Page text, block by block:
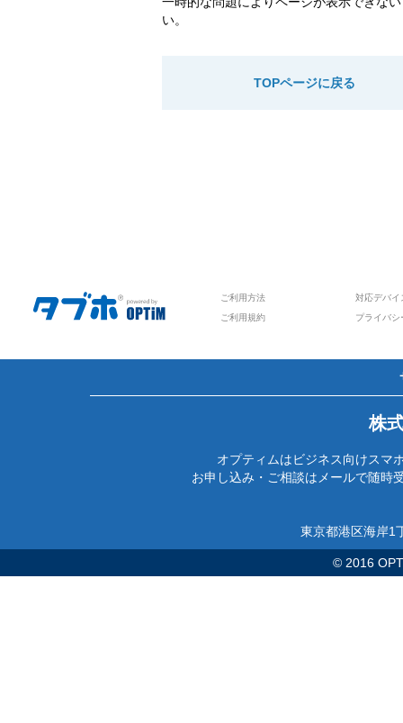
い。
TOPページに戻る
ご利用方法
対応デバイ
ご利用規約
プライバシ
株
オプティムはビジネス向けスマ
お申し込み・ご相談はメールで随時
東京都港区海岸1
© 2016